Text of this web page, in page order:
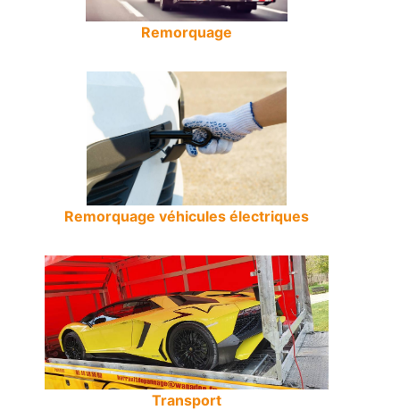
Remorquage
Remorquage véhicules électriques
Transport